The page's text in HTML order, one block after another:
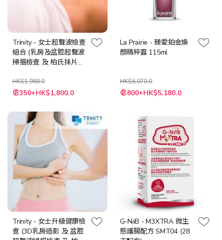
Trinity - 女士超聲波檢查
組合 (乳房及盆腔超聲波
掃描檢查 及 柏氏抹片檢
HK$1,988.0
特
殊
格
350+HK$1,800.0
La Prairie - 臻愛鉑金煥
顏精粹露 115ml
HK$6,070.0
特
殊 800+HK$5,180.0
Trinity - 女士升級健康檢
查 (3D乳房造影 及 盆腔
G-NiiB - M3XTRA 微生
態護腸配方 SMT04 (28